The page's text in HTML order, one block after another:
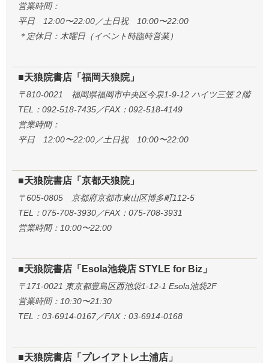
営業時間：
平日 12:00〜22:00／土日祝 10:00〜22:00
＊定休日：木曜日（イベント時臨時営業）
■天狼院書店「福岡天狼院」
〒810-0021 福岡県福岡市中央区今泉1-9-12 ハイツ三笠２階
TEL：092-518-7435／FAX：092-518-4149
営業時間：
平日 12:00〜22:00／土日祝 10:00〜22:00
■天狼院書店「京都天狼院」
〒605-0805 京都府京都市東山区博多町112-5
TEL：075-708-3930／FAX：075-708-3931
営業時間：10:00〜22:00
■天狼院書店「Esola池袋店 STYLE for Biz」
〒171-0021 東京都豊島区西池袋1-12-1 Esola池袋2F
営業時間：10:30〜21:30
TEL：03-6914-0167／FAX：03-6914-0168
■天狼院書店「プレイアトレ土浦店」